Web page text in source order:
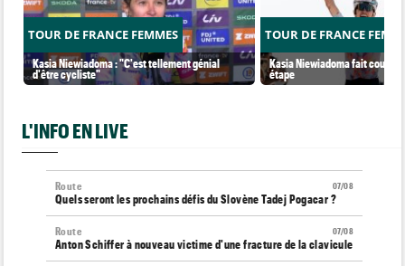
TOUR DE FRANCE FEMMES
Kasia Niewiadoma : "C'est tellement génial
d'être cycliste"
TOUR DE FRANCE
Kasia Niewiadoma fait coup
étape
L'INFO EN LIVE
07/08
Route
Quels seront les prochains défis du Slovène Tadej Pogacar ?
07/08
Route
Anton Schiffer à nouveau victime d'une fracture de la clavicule